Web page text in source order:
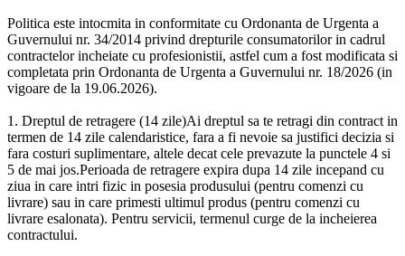
Politica este intocmita in conformitate cu Ordonanta de Urgenta a
Guvernului nr. 34/2014 privind drepturile consumatorilor in cadrul
contractelor incheiate cu profesionistii, astfel cum a fost modificata si
completata prin Ordonanta de Urgenta a Guvernului nr. 18/2026 (in
vigoare de la 19.06.2026).
1. Dreptul de retragere (14 zile)Ai dreptul sa te retragi din contract in
termen de 14 zile calendaristice, fara a fi nevoie sa justifici decizia si
fara costuri suplimentare, altele decat cele prevazute la punctele 4 si
5 de mai jos.Perioada de retragere expira dupa 14 zile incepand cu
ziua in care intri fizic in posesia produsului (pentru comenzi cu
livrare) sau in care primesti ultimul produs (pentru comenzi cu
livrare esalonata). Pentru servicii, termenul curge de la incheierea
contractului.